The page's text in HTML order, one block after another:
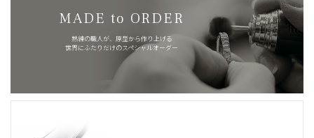
MADE to ORDER
熟練の職人が、原型から作り上げる
世界にふたりだけのスペシャルオーダー